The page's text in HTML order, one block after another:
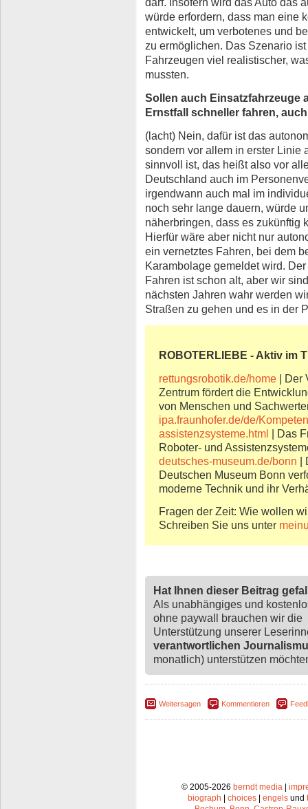
würde erfordern, dass man eine
entwickelt, um verbotenes und
zu ermöglichen. Das Szenario
Fahrzeugen viel realistischer,
mussten.
Sollen auch Einsatzfahrzeuge
Ernstfall schneller fahren,
(lacht) Nein, dafür ist das
sondern vor allem in erster Linie
sinnvoll ist, das heißt also vor
Deutschland auch im
irgendwann auch mal im
noch sehr lange dauern, würde
näherbringen, dass es zukünftig
Hierfür wäre aber nicht nur
ein vernetztes Fahren, bei dem
Karambolage gemeldet wird.
Fahren ist schon alt, aber wir
nächsten Jahren wahr werden
Straßen zu gehen und es in der
ROBOTERLIEBE - Aktiv im
rettungsrobotik.de/home | Der
Zentrum fördert die
von Menschen und
ipa.fraunhofer.de/de/
assistenzsysteme.html | Das
Roboter- und
deutsches-museum.de/bonn |
Deutschen Museum Bonn
moderne Technik und ihr
Fragen der Zeit: Wie wollen
Schreiben Sie uns unter
Hat Ihnen dieser Beitrag
Als unabhängiges und
ohne paywall brauchen wir die
Unterstützung unserer
verantwortlichen
monatlich) unterstützen
Weitersagen Kommentieren
© 2005-2026 berndt media|
biograph
choices engels und